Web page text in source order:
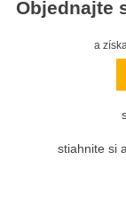
Objednajte
a
stiahnite si